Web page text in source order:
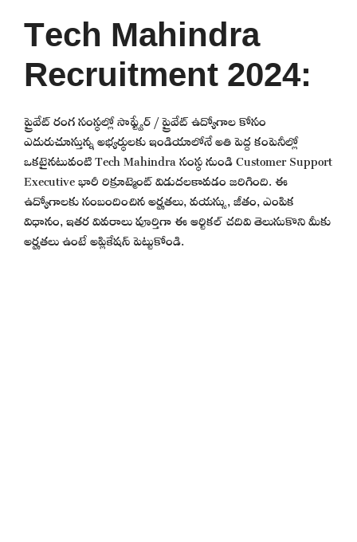
Tech Mahindra
Recruitment 2024:
ప్రైవేట్ రంగ సంస్థల్లో సాఫ్ట్వేర్ / ప్రైవేట్ ఉద్యోగాల కోసం
ఎదురుచూస్తున్న అభ్యర్థులకు ఇండియాలోనే అతి పెద్ద కంపెనీల్లో
ఒకటైనటువంటి Tech Mahindra సంస్థ నుండి Customer Support
Executive భారీ రిక్రూట్మెంట్ విడుదలకావడం జరిగింది. ఈ
ఉద్యోగాలకు సంబందించిన అర్హతలు, వయస్సు, జీతం, ఎంపిక
విధానం, ఇతర వివరాలు పూర్తిగా ఈ ఆర్టికల్ చదివి తెలుసుకొని మీకు
అర్హతలు ఉంటే అప్లికేషన్ పెట్టుకోండి.